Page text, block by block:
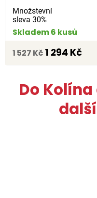
Množstevní
sleva 30%
Skladem 6 kusů
1 527 Kč 1 294 Kč
Do